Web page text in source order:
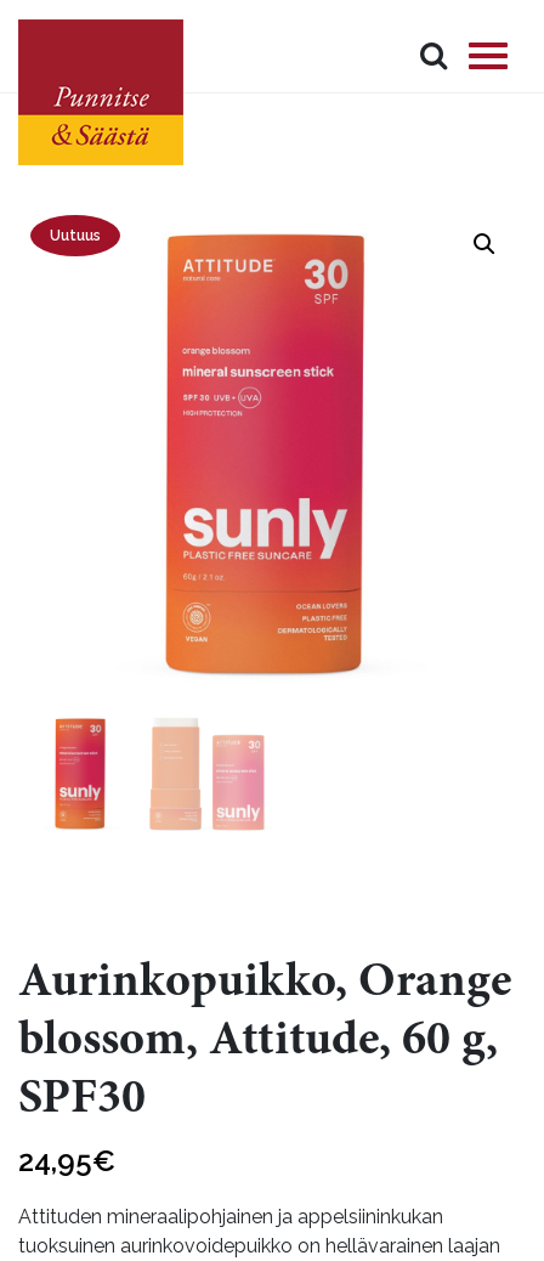
Uutuus
Aurinkopuikko, Orange
blossom, Attitude, 60 g,
SPF30
24,95€
Attituden mineraalipohjainen ja appelsiininkukan
tuoksuinen aurinkovoidepuikko on hellävarainen laajan